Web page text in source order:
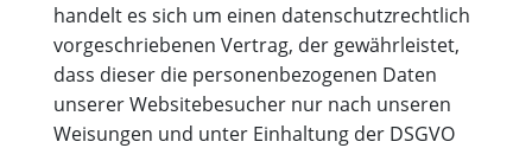
handelt es sich um einen datenschutzrechtlich
vorgeschriebenen Vertrag, der gewährleistet,
dass dieser die personenbezogenen Daten
unserer Websitebesucher nur nach unseren
Weisungen und unter Einhaltung der DSGVO